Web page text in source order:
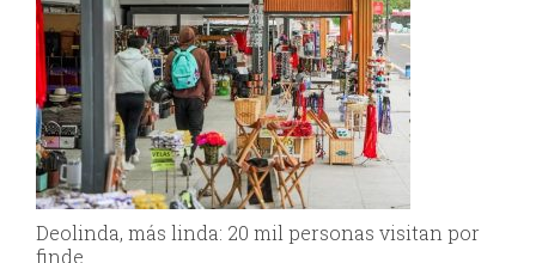
Deolinda, más linda: 20 mil personas visitan por
finde